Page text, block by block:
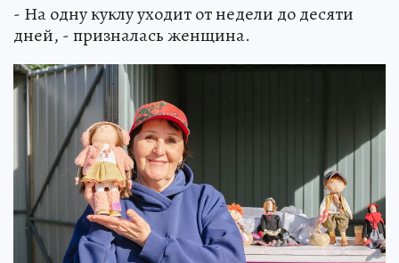
- На одну куклу уходит от недели до десяти
дней, - призналась женщина.